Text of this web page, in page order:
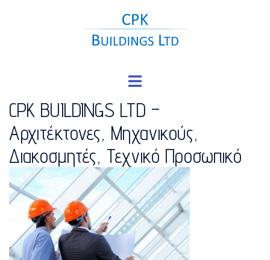
Toggle
CPK BUILDINGS LTD –
Αρχιτέκτονες, Μηχανικούς,
Διακοσμητές, Τεχνικό Προσωπικό